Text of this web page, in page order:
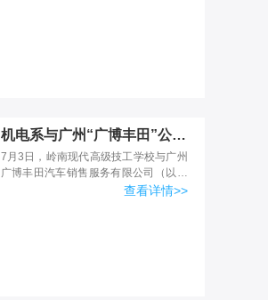
机电系与广州“广博丰田”公司成功签订合作协议
7月3日，岭南现代高级技工学校与广州
广博丰田汽车销售服务有限公司（以下
简称广博丰田）合作签约仪式暨学生实
查看详情>>